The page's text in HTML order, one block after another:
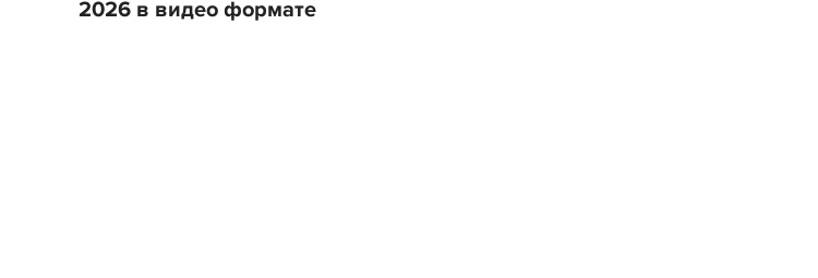
2026 в видео формате